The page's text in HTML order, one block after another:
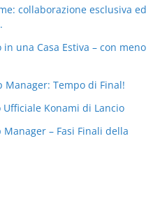
collaborazione esclusiva ed
una Casa Estiva – con meno
Manager: Tempo di Final!
Konami di Lancio
Manager – Fasi Finali della